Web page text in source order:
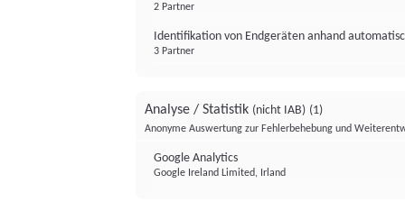
2 Partner
Identifikation von Endgeräten anhand
3 Partner
Analyse / Statistik (nicht IAB) (1)
Anonyme Auswertung zur Fehlerbehebung und
Google Analytics
Google Ireland Limited, Irland